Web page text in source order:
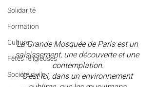
Solidarité
Formation
Culture
Fêtes religieuses
Société civile
La Grande Mosquée de Paris est un
saisissement, une découverte et une
contemplation.
C’est ici, dans un environnement